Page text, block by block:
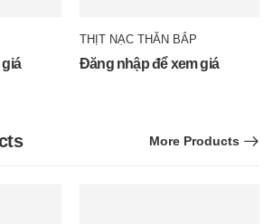
THỊT NẠC THĂN BẮP
Đăng nhập để xem giá
More Products